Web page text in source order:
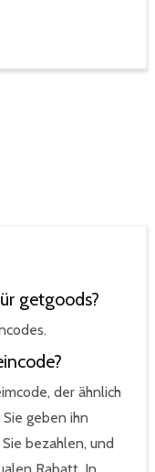
getgoods?
der ähnlich
geben ihn
bezahlen, und